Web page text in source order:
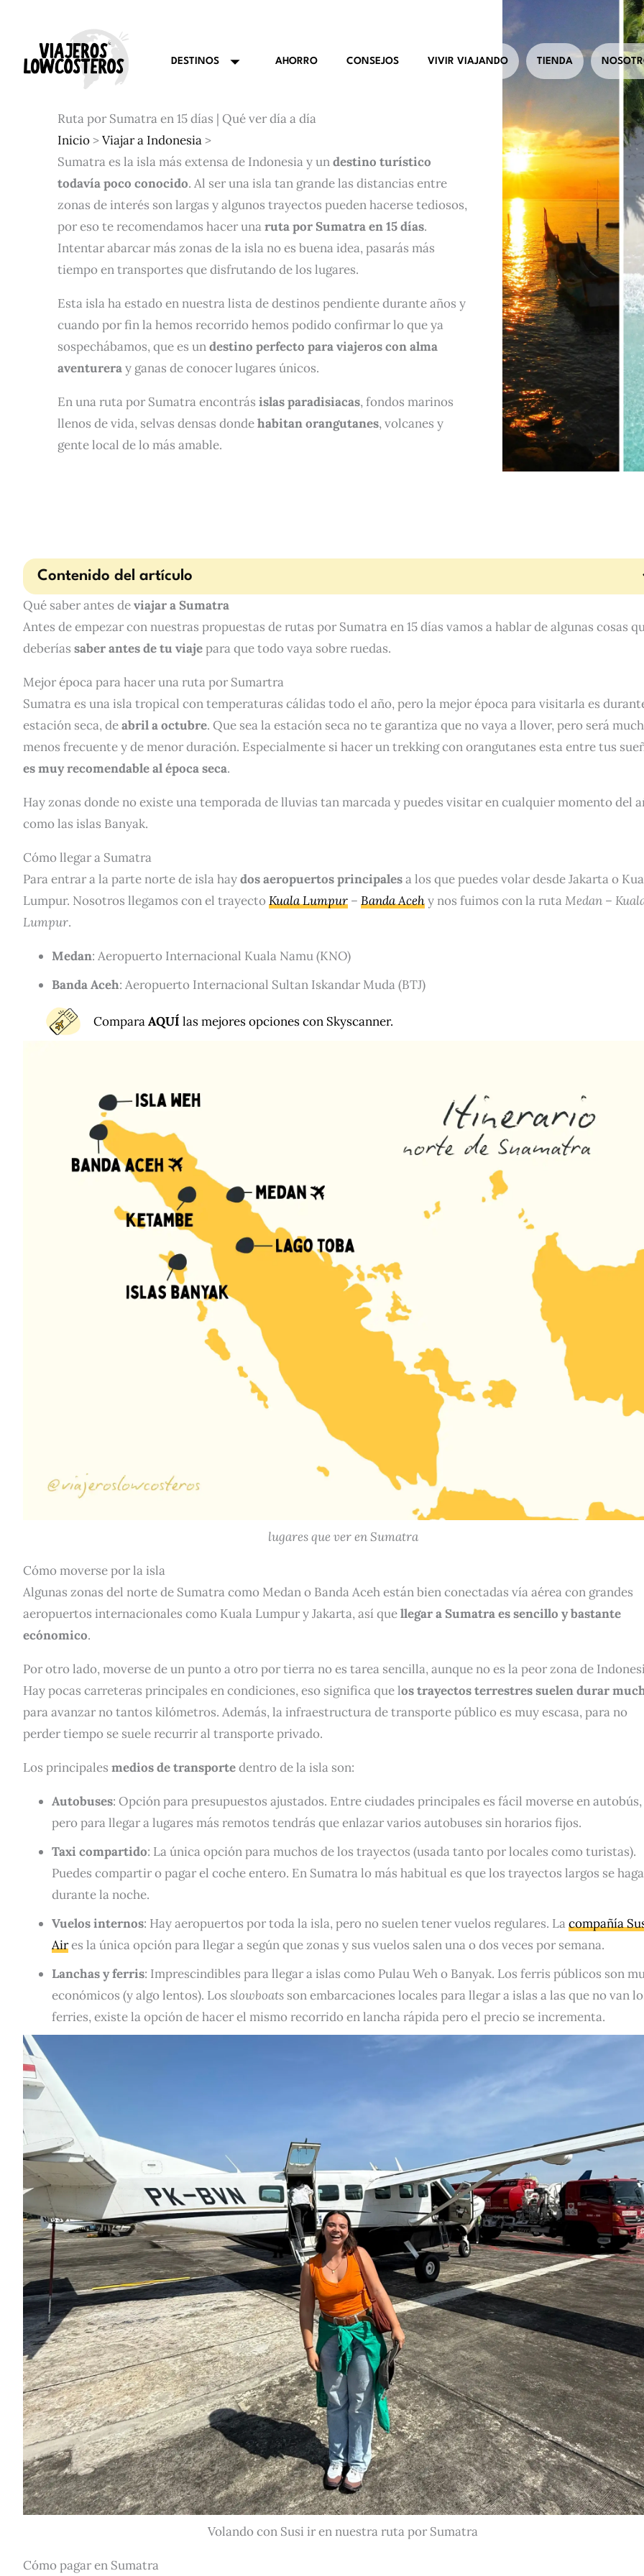
contenido
DESTINOS AHORRO CONSEJOS VIVIR VIAJANDO TIENDA
Ruta por Sumatra en 15 días | Qué ver día a día
Inicio>Viajar a Indonesia>
Sumatra es la isla más extensa de Indonesia y undestino turístico
todavía poco conocido. Al ser una isla tan grande las distancias entre
zonas de interés son largas y algunos trayectos pueden hacerse tediosos,
por eso te recomendamos hacer unaruta por Sumatra en 15 días.
Intentar abarcar más zonas de la isla no es buena idea, pasarás más
tiempo en transportes que disfrutando de los lugares.
Esta isla ha estado en nuestra lista de destinos pendiente durante años y
cuando por fin la hemos recorrido hemos podido confirmar lo que ya
sospechábamos, que es undestino perfecto para viajeros con alma
aventureray ganas de conocer lugares únicos.
En una ruta por Sumatra encontrás islas paradisiacas, fondos marinos
llenos de vida, selvas densas dondehabitan orangutanes, volcanes y
gente local de lo más amable.
Contenido del artículo
Qué saber antes deviajar a Sumatra
Antes de empezar con nuestras propuestas de rutas por Sumatra en 15 días vamos a hablar de algunas cosas
deberías saber antes de tu viajepara que todo vaya sobre ruedas.
Mejor época para hacer una ruta por Sumartra
Sumatra es una isla tropical con temperaturas cálidas todo el año, pero la mejor época para visitarla es
estación seca, deabril a octubre. Que sea la estación seca no te garantiza que no vaya a llover, pero será
menos frecuente y de menor duración. Especialmente si hacer un trekking con orangutanes esta entre tus
es muy recomendable al época seca.
Hay zonas donde no existe una temporada de lluvias tan marcada y puedes visitar en cualquier momento del
como las islas Banyak.
Cómo llegar a Sumatra
Para entrar a la parte norte de isla haydos aeropuertos principalesa los que puedes volar desde Jakarta o
Lumpur. Nosotros llegamos con el trayectoKuala Lumpur – Banda Acehy nos fuimos con la rutaMedan –
Lumpur.
Medan: Aeropuerto Internacional Kuala Namu (KNO)
Banda Aceh: Aeropuerto Internacional Sultan Iskandar Muda (BTJ)
ComparaAQUÍ las mejores opciones con Skyscanner.
lugares que ver en Sumatra
Cómo moverse por la isla
Algunas zonas del norte de Sumatra como Medan o Banda Aceh están bien conectadas vía aérea con grandes
aeropuertos internacionales como Kuala Lumpur y Jakarta, así quellegar a Sumatra es sencillo y bastante
ecónomico.
Por otro lado, moverse de un punto a otro por tierra no es tarea sencilla, aunque no es la peor zona de
Hay pocas carreteras principales en condiciones, eso significa que los trayectos terrestres suelen durar
para avanzar no tantos kilómetros. Además, la infraestructura de transporte público es muy escasa, para no
perder tiempo se suele recurrir al transporte privado.
Los principales medios de transportedentro de la isla son:
Autobuses: Opción para presupuestos ajustados. Entre ciudades principales es fácil moverse en autobús,
pero para llegar a lugares más remotos tendrás que enlazar varios autobuses sin horarios fijos.
Taxi compartido: La única opción para muchos de los trayectos (usada tanto por locales como turistas).
Puedes compartir o pagar el coche entero. En Sumatra lo más habitual es que los trayectos largos se
durante la noche.
Vuelos internos: Hay aeropuertos por toda la isla, pero no suelen tener vuelos regulares. Lacompañía
Aires la única opción para llegar a según que zonas y sus vuelos salen una o dos veces por semana.
Lanchas y ferris: Imprescindibles para llegar a islas como Pulau Weh o Banyak. Los ferris públicos son
económicos (y algo lentos). Los slowboats son embarcaciones locales para llegar a islas a las que no van
ferries, existe la opción de hacer el mismo recorrido en lancha rápida pero el precio se incrementa.
Volando con Susi ir en nuestra ruta por Sumatra
Cómo pagar en Sumatra